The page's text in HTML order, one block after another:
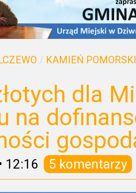
/ KAMIEŃ POMORSKI
dla
na
12:16 5 komentarzy